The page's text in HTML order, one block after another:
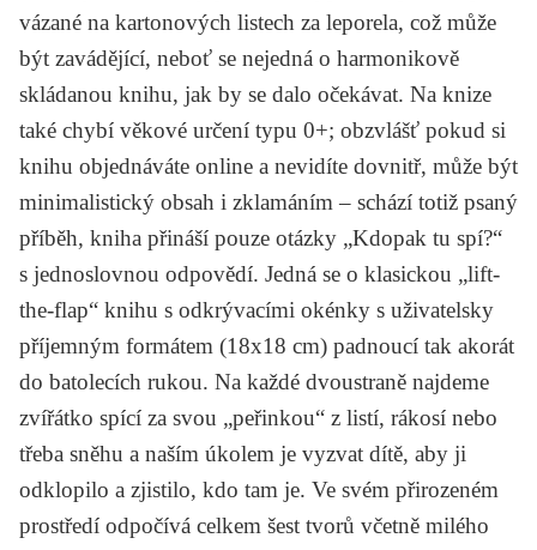
vázané na kartonových listech za leporela, což může
být zavádějící, neboť se nejedná o harmonikově
skládanou knihu, jak by se dalo očekávat. Na knize
také chybí věkové určení typu 0+; obzvlášť pokud si
knihu objednáváte online a nevidíte dovnitř, může být
minimalistický obsah i zklamáním – schází totiž psaný
příběh, kniha přináší pouze otázky „Kdopak tu spí?“
s jednoslovnou odpovědí. Jedná se o klasickou „lift-
the-flap“ knihu s odkrývacími okénky s uživatelsky
příjemným formátem (18x18 cm) padnoucí tak akorát
do batolecích rukou. Na každé dvoustraně najdeme
zvířátko spící za svou „peřinkou“ z listí, rákosí nebo
třeba sněhu a naším úkolem je vyzvat dítě, aby ji
odklopilo a zjistilo, kdo tam je. Ve svém přirozeném
prostředí odpočívá celkem šest tvorů včetně milého